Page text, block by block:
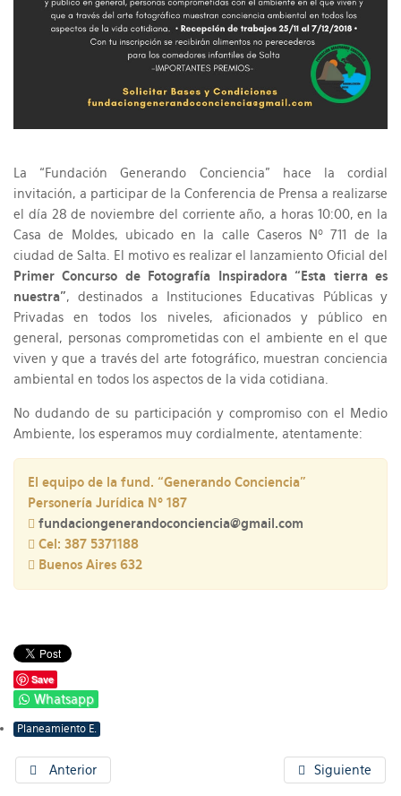
La “Fundación Generando Conciencia” hace la cordial
invitación, a participar de la Conferencia de Prensa a realizarse
el día 28 de noviembre del corriente año, a horas 10:00, en la
Casa de Moldes, ubicado en la calle Caseros Nº 711 de la
ciudad de Salta. El motivo es realizar el lanzamiento Oficial del
Primer Concurso de Fotografía Inspiradora “Esta tierra es
nuestra”, destinados a Instituciones Educativas Públicas y
Privadas en todos los niveles, aficionados y público en
general, personas comprometidas con el ambiente en el que
viven y que a través del arte fotográfico, muestran conciencia
ambiental en todos los aspectos de la vida cotidiana.
No dudando de su participación y compromiso con el Medio
Ambiente, los esperamos muy cordialmente, atentamente:
El equipo de la fund. “Generando Conciencia”
Personería Jurídica Nº 187
fundaciongenerandoconciencia@gmail.com
Cel: 387 5371188
Buenos Aires 632
Save
Whatsapp
Planeamiento E.
Anterior Siguiente